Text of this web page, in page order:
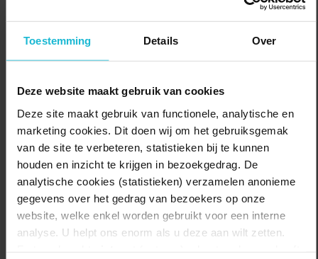
Toestemming Details Over
Deze website maakt gebruik van cookies
Deze site maakt gebruik van functionele, analytische en
marketing cookies. Dit doen wij om het gebruiksgemak
van de site te verbeteren, statistieken bij te kunnen
houden en inzicht te krijgen in bezoekgedrag. De
analytische cookies (statistieken) verzamelen anonieme
gegevens over het gedrag van bezoekers op onze
website, welke enkel worden gebruikt voor een interne
analyse. U helpt ons enorm als u deze aan wilt zetten.